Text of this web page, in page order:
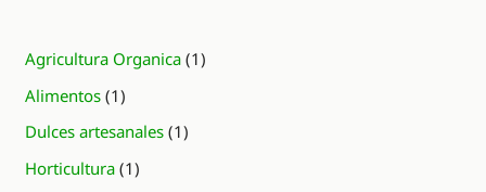
Agricultura Organica (1)
Alimentos (1)
Dulces artesanales (1)
Horticultura (1)